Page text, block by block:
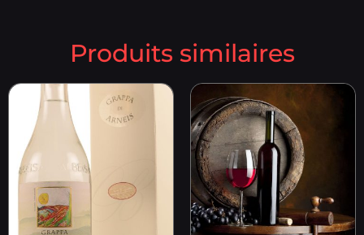
Produits similaires